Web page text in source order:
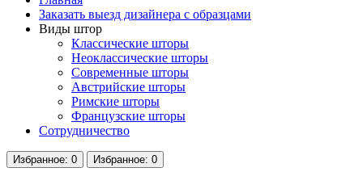
Заказать выезд дизайнера с образцами
Виды штор
Классические шторы
Неоклассические шторы
Современные шторы
Австрийские шторы
Римские шторы
Французские шторы
Сотрудничество
Избранное: 0 Избранное: 0